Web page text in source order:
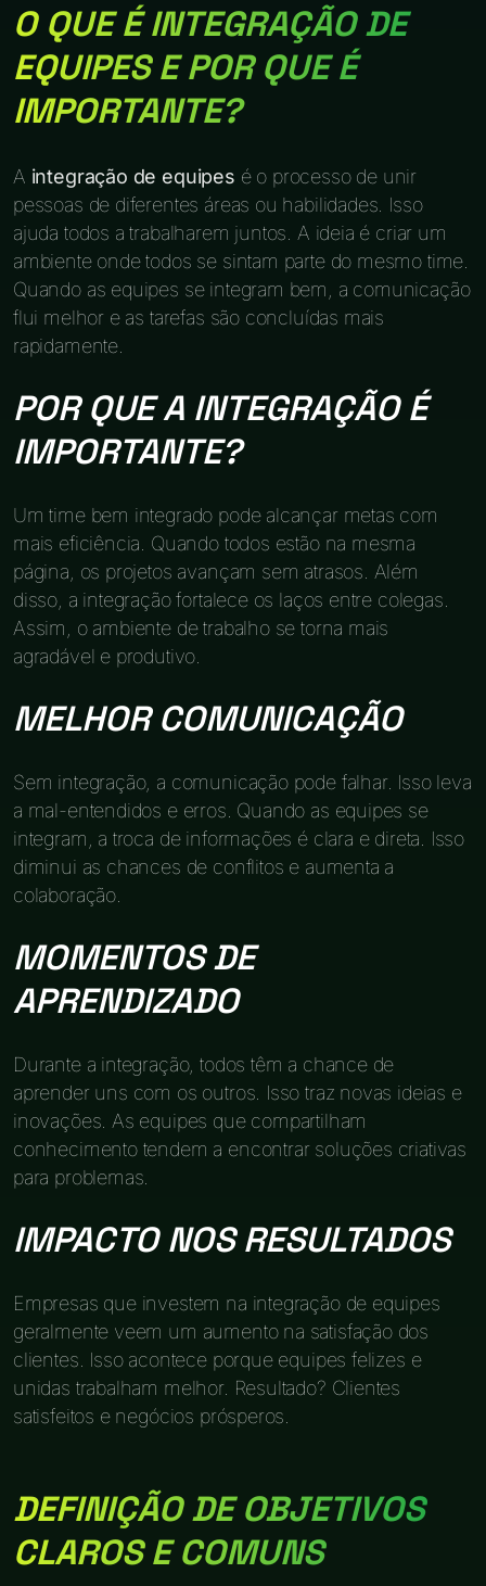
O QUE É INTEGRAÇÃO DE
EQUIPES E POR QUE É
IMPORTANTE?
A integração de equipes é o processo de unir
pessoas de diferentes áreas ou habilidades. Isso
ajuda todos a trabalharem juntos. A ideia é criar um
ambiente onde todos se sintam parte do mesmo time.
Quando as equipes se integram bem, a comunicação
flui melhor e as tarefas são concluídas mais
rapidamente.
POR QUE A INTEGRAÇÃO É
IMPORTANTE?
Um time bem integrado pode alcançar metas com
mais eficiência. Quando todos estão na mesma
página, os projetos avançam sem atrasos. Além
disso, a integração fortalece os laços entre colegas.
Assim, o ambiente de trabalho se torna mais
agradável e produtivo.
MELHOR COMUNICAÇÃO
Sem integração, a comunicação pode falhar. Isso leva
a mal-entendidos e erros. Quando as equipes se
integram, a troca de informações é clara e direta. Isso
diminui as chances de conflitos e aumenta a
colaboração.
MOMENTOS DE
APRENDIZADO
Durante a integração, todos têm a chance de
aprender uns com os outros. Isso traz novas ideias e
inovações. As equipes que compartilham
conhecimento tendem a encontrar soluções criativas
para problemas.
IMPACTO NOS RESULTADOS
Empresas que investem na integração de equipes
geralmente veem um aumento na satisfação dos
clientes. Isso acontece porque equipes felizes e
unidas trabalham melhor. Resultado? Clientes
satisfeitos e negócios prósperos.
DEFINIÇÃO DE OBJETIVOS
CLAROS E COMUNS